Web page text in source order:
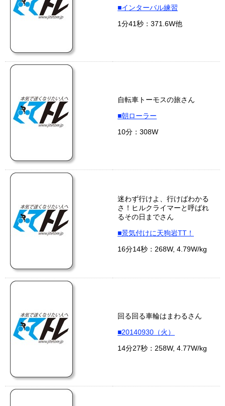
■インターバル練習
1分41秒：371.6W他
自転車トーモスの旅さん
■朝ローラー
10分：308W
迷わず行けよ、行けばわかる
さ！ヒルクライマーと呼ばれ
るその日までさん
■景気付けに天狗岩TT！
16分14秒：268W, 4.79W/kg
回る回る車輪はまわるさん
■20140930（火）
14分27秒：258W, 4.77W/kg